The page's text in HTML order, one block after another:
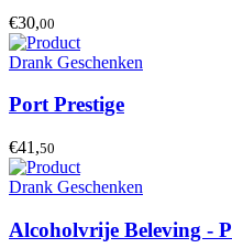
€30,00
Drank Geschenken
Port Prestige
€41,50
Drank Geschenken
Alcoholvrije Beleving -